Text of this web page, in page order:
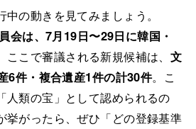
の動きを見てみましょう。
会は、7月19日〜29日に韓国・
ここで審議される新規候補は、 文
6件・複合遺産1件の計30件。こ
人類の宝」として認められるの
挙がったら、ぜひ「どの登録基準